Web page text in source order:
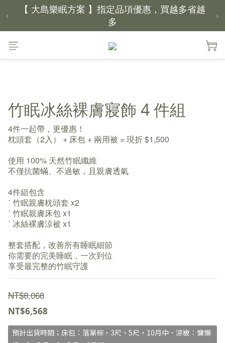
【新家入厝禮】新家起點，送上祝福
【 涼感家族 】天氣越熱，優惠越多
‹ ›
竹眠冰絲裸膚寢飾 4 件組
4件一起帶，更優惠！
枕頭套（2入） + 床包 + 兩用被 = 現折 $1,500
使用 100% 天然竹眠纖維
不僅抗菌蟎、不過敏，且親膚透氣
4件組包含
˙ 竹眠親膚枕頭套 x2
˙ 竹眠親膚床包 x1
˙ 冰絲裸膚涼被 x1
整套搭配，改善所有睡眠細節
你需要的完美睡眠，一次到位
享受最完整的竹眠守護
NT$8,068
NT$6,568
預計出貨時間；床包：落葉棕，3尺、5尺，10月中、涼被：慵懶